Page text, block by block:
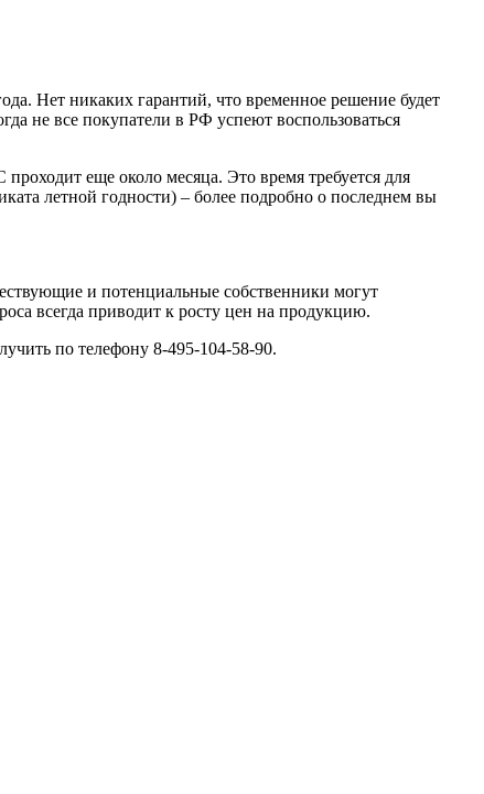
Нет никаких гарантий, что временное решение будет
не все покупатели в РФ успеют воспользоваться
еще около месяца. Это время требуется для
летной годности) – более подробно о последнем вы
и потенциальные собственники могут
всегда приводит к росту цен на продукцию.
по телефону 8-495-104-58-90.